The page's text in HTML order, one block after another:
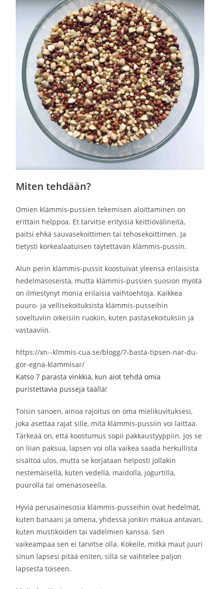
Miten tehdään?
Omien klämmis-pussien tekemisen aloittaminen on
erittäin helppoa. Et tarvitse erityisiä keittiövälineitä,
paitsi ehkä sauvasekoittimen tai tehosekoittimen. Ja
tietysti korkealaatuisen täytettävän klämmis-pussin.
Alun perin klämmis-pussit koostuivat yleensä erilaisista
hedelmäsoseista, mutta klämmis-pussien suosion myötä
on ilmestynyt monia erilaisia vaihtoehtoja. Kaikkea
puuro- ja vellisekoituksista klämmis-pusseihin
soveltuviin oikeisiin ruokiin, kuten pastasekoituksiin ja
vastaaviin.
https://xn--klmmis-cua.se/blogg/7-basta-tipsen-nar-du-
gor-egna-klammisar/
Katso 7 parasta vinkkiä, kun aiot tehdä omia
puristettavia pusseja täällä!
Toisin sanoen, ainoa rajoitus on oma mielikuvituksesi,
joka asettaa rajat sille, mitä klämmis-pussiin voi laittaa.
Tärkeää on, että koostumus sopii pakkaustyyppiin. Jos se
on liian paksua, lapsen voi olla vaikea saada herkullista
sisältöä ulos, mutta se korjataan helposti jollakin
nestemäisellä, kuten vedellä, maidolla, jogurtilla,
puurolla tai omenasoseella.
Hyviä perusainesosia klämmis-pusseihin ovat hedelmät,
kuten banaani ja omena, yhdessä jonkin makua antavan,
kuten mustikoiden tai vadelmien kanssa. Sen
vaikeampaa sen ei tarvitse olla. Kokeile, mitkä maut juuri
sinun lapsesi pitää eniten, sillä se vaihtelee paljon
lapsesta toiseen.